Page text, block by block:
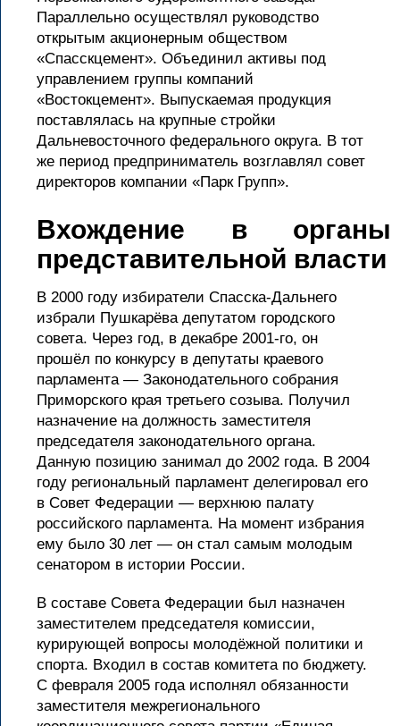
Параллельно осуществлял руководство
открытым акционерным обществом
«Спасскцемент». Объединил активы под
управлением группы компаний
«Востокцемент». Выпускаемая продукция
поставлялась на крупные стройки
Дальневосточного федерального округа. В тот
же период предприниматель возглавлял совет
директоров компании «Парк Групп».
Вхождение в органы
представительной власти
В 2000 году избиратели Спасска-Дальнего
избрали Пушкарёва депутатом городского
совета. Через год, в декабре 2001-го, он
прошёл по конкурсу в депутаты краевого
парламента — Законодательного собрания
Приморского края третьего созыва. Получил
назначение на должность заместителя
председателя законодательного органа.
Данную позицию занимал до 2002 года. В 2004
году региональный парламент делегировал его
в Совет Федерации — верхнюю палату
российского парламента. На момент избрания
ему было 30 лет — он стал самым молодым
сенатором в истории России.
В составе Совета Федерации был назначен
заместителем председателя комиссии,
курирующей вопросы молодёжной политики и
спорта. Входил в состав комитета по бюджету.
С февраля 2005 года исполнял обязанности
заместителя межрегионального